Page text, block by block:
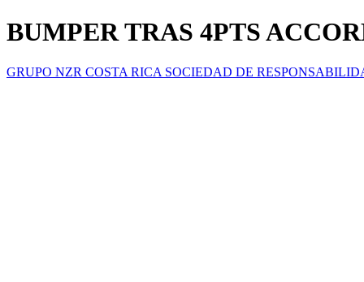
BUMPER TRAS 4PTS
GRUPO NZR COSTA RICA SOCIEDAD DE